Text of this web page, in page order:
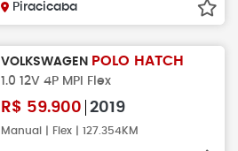
Piracicaba
VOLKSWAGEN POLO HATCH
1.0 12V 4P MPI Flex
R$ 59.900 2019
Manual | Flex | 127.354KM